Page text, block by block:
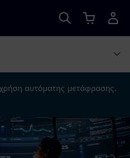
αυτόματης μετάφρασης.